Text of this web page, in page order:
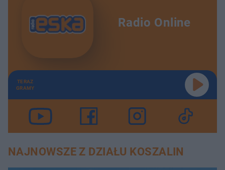
Radio Online
TERAZ
GRAMY
NAJNOWSZE Z DZIAŁU KOSZALIN